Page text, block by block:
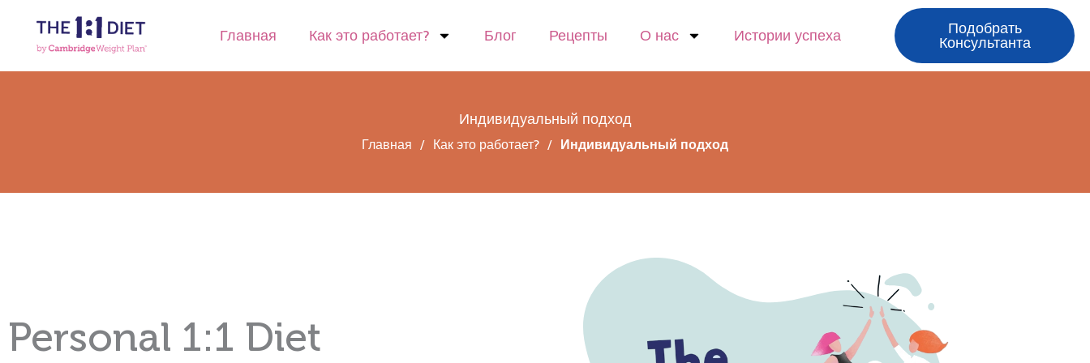
содержимому
Главная Как это работает? Блог Рецепты О нас Истории успеха
Подобрать
Консультанта
Индивидуальный подход
Главная / Как это работает? / Индивидуальный подход
Personal 1:1 Diet